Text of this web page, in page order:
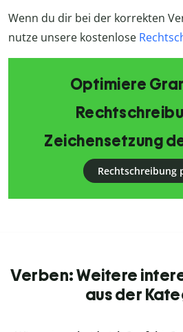
Wenn du dir bei der korrekten
nutze unsere kostenlose
Optimiere
Zeichensetzung
Rechtschreibung
Verben: Weitere
aus der